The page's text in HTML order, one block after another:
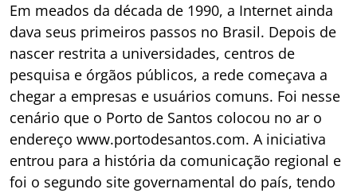
Em meados da década de 1990, a Internet ainda
dava seus primeiros passos no Brasil. Depois de
nascer restrita a universidades, centros de
pesquisa e órgãos públicos, a rede começava a
chegar a empresas e usuários comuns. Foi nesse
cenário que o Porto de Santos colocou no ar o
endereço www.portodesantos.com. A iniciativa
entrou para a história da comunicação regional e
foi o segundo site governamental do país, tendo